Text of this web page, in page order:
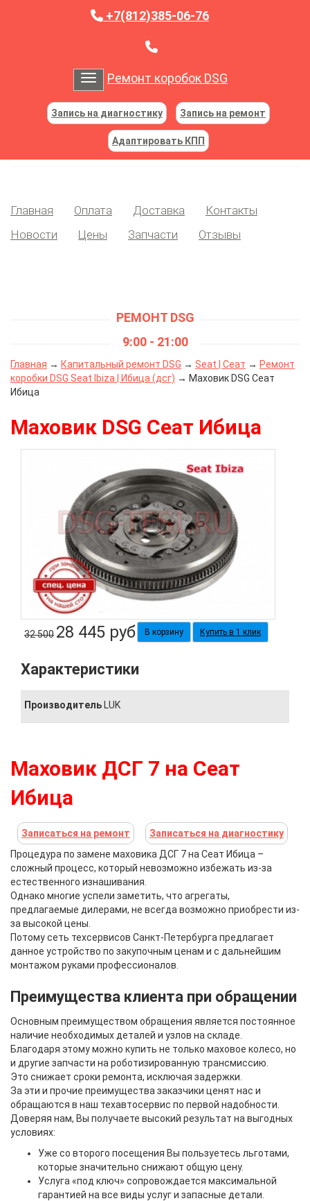
+7(812)385-06-76
Toggle navigation
Ремонт коробок DSG
Запись на диагностику Запись на ремонт
Адаптировать КПП
Главная Оплата Доставка
Контакты
Новости
Цены Запчасти Отзывы
РЕМОНТ DSG
9:00 - 21:00
Главная → Капитальный ремонт DSG → Seat | Сеат → Ремонт
коробки DSG Seat Ibiza | Ибица (дсг) → Маховик DSG Сеат
Ибица
Маховик DSG Сеат Ибица
32 500 28 445 руб Купить в 1 клик
Характеристики
Производитель LUK
Маховик ДСГ 7 на Сеат
Ибица
Записаться на ремонт
Записаться на диагностику
Процедура по замене маховика ДСГ 7 на Сеат Ибица –
сложный процесс, который невозможно избежать из-за
естественного изнашивания.
Однако многие успели заметить, что агрегаты,
предлагаемые дилерами, не всегда возможно приобрести из-
за высокой цены.
Потому сеть техсервисов Санкт-Петербурга предлагает
данное устройство по закупочным ценам и с дальнейшим
монтажом руками профессионалов.
Преимущества клиента при обращении
Основным преимуществом обращения является постоянное
наличие необходимых деталей и узлов на складе.
Благодаря этому можно купить не только маховое колесо, но
и другие запчасти на роботизированную трансмиссию.
Это снижает сроки ремонта, исключая задержки.
За эти и прочие преимущества заказчики ценят нас и
обращаются в наш техавтосервис по первой надобности.
Доверяя нам, Вы получаете высокий результат на выгодных
условиях:
Уже со второго посещения Вы пользуетесь льготами,
которые значительно снижают общую цену.
Услуга «под ключ» сопровождается максимальной
гарантией на все виды услуг и запасные детали.